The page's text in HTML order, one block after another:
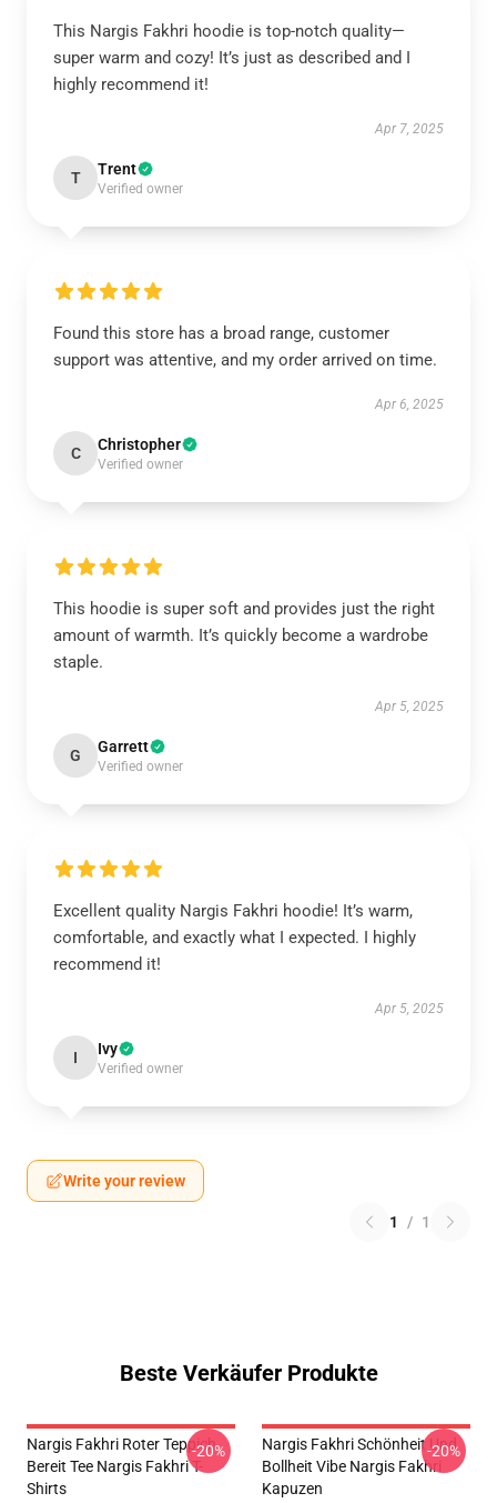
This Nargis Fakhri hoodie is top-notch quality—
super warm and cozy! It’s just as described and I
highly recommend it!
Apr 7, 2025
T Trent
Verified owner
Found this store has a broad range, customer
support was attentive, and my order arrived on time.
Apr 6, 2025
C Christopher
Verified owner
This hoodie is super soft and provides just the right
amount of warmth. It’s quickly become a wardrobe
staple.
Apr 5, 2025
G Garrett
Verified owner
Excellent quality Nargis Fakhri hoodie! It’s warm,
comfortable, and exactly what I expected. I highly
recommend it!
Apr 5, 2025
I Ivy
Verified owner
Write your review
1 / 1
Beste Verkäufer Produkte
Nargis Fakhri Roter Teppich
Bereit Tee Nargis Fakhri T-
Shirts
-20%
Nargis Fakhri Schönheit Und
Bollheit Vibe Nargis Fakhri
Kapuzen
-20%